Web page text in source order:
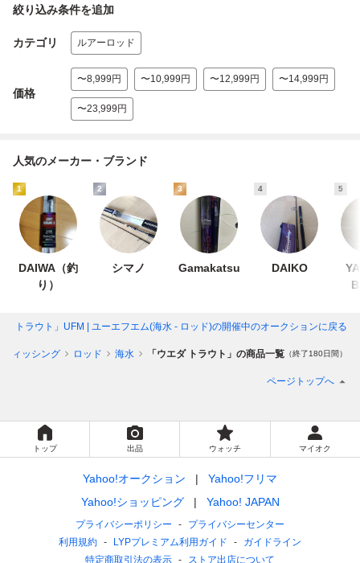
絞り込み条件を追加
カテゴリ ルアーロッド
価格
〜8,999円 〜10,999円 〜12,999円 〜14,999円
〜23,999円
人気のメーカー・ブランド
1
DAIWA（釣
り）
2
シマノ
3
Gamakatsu
4
DAIKO
5
ダ トラウト」UFM | ユーエフエム(海水 - ロッド)の開催中のオークションに戻る
フィッシング ロッド 海水 「ウエダ トラウト」の商品一覧 （終了180日間）
ページトップへ
トップ 出品 ウォッチ マイオク
Yahoo!オークション
Yahoo!フリマ
Yahoo!ショッピング
Yahoo! JAPAN
プライバシーポリシー
プライバシーセンター
利用規約
LYPプレミアム利用ガイド
ガイドライン
特定商取引法の表示
ストア出店について